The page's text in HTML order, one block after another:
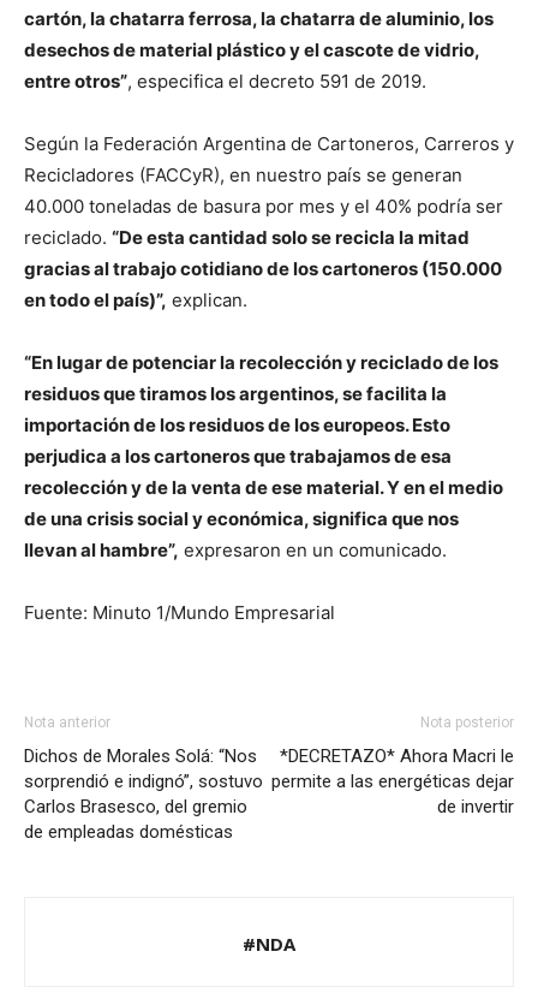
cartón, la chatarra ferrosa, la chatarra de aluminio, los
desechos de material plástico y el cascote de vidrio,
entre otros”, especifica el decreto 591 de 2019.
Según la Federación Argentina de Cartoneros, Carreros y
Recicladores (FACCyR), en nuestro país se generan
40.000 toneladas de basura por mes y el 40% podría ser
reciclado. “De esta cantidad solo se recicla la mitad
gracias al trabajo cotidiano de los cartoneros (150.000
en todo el país)”, explican.
“En lugar de potenciar la recolección y reciclado de los
residuos que tiramos los argentinos, se facilita la
importación de los residuos de los europeos. Esto
perjudica a los cartoneros que trabajamos de esa
recolección y de la venta de ese material. Y en el medio
de una crisis social y económica, significa que nos
llevan al hambre”, expresaron en un comunicado.
Fuente: Minuto 1/Mundo Empresarial
Nota anterior
Dichos de Morales Solá: “Nos
sorprendió e indignó”, sostuvo
Carlos Brasesco, del gremio
de empleadas domésticas
Nota posterior
*DECRETAZO* Ahora Macri le
permite a las energéticas dejar
de invertir
#NDA